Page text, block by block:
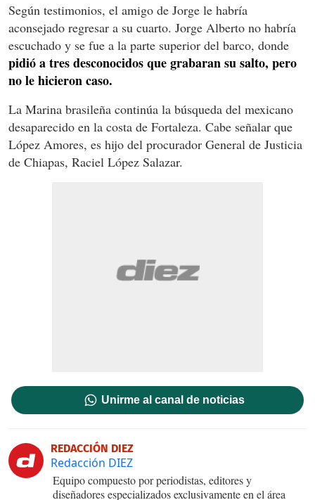
Según testimonios, el amigo de Jorge le habría
aconsejado regresar a su cuarto. Jorge Alberto no habría
escuchado y se fue a la parte superior del barco, donde
pidió a tres desconocidos que grabaran su salto, pero
no le hicieron caso.
La Marina brasileña continúa la búsqueda del mexicano
desaparecido en la costa de Fortaleza. Cabe señalar que
López Amores, es hijo del procurador General de Justicia
de Chiapas, Raciel López Salazar.
Unirme al canal de noticias
REDACCIÓN DIEZ
Redacción DIEZ
Equipo compuesto por periodistas, editores y
diseñadores especializados exclusivamente en el área